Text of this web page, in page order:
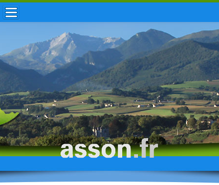
ACCUEIL / INFOS
MUNICIPALITÉ
VIE LOCALE
ENFANCE
TOURISME
HISTOIRE